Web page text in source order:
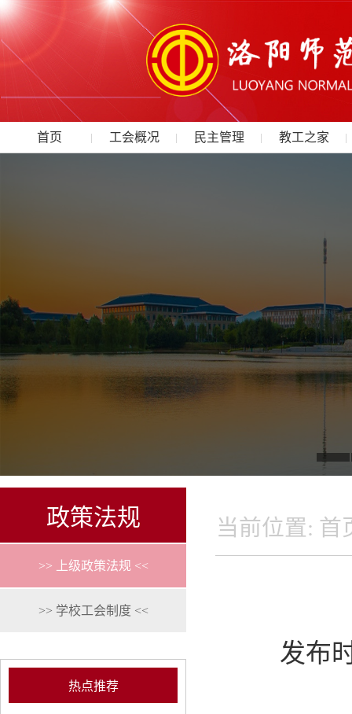
首页 工会概况 民主管理 教工之家
政策法规
>> 上级政策法规 <<
>> 学校工会制度 <<
热点推荐
当前位置: 首
发布